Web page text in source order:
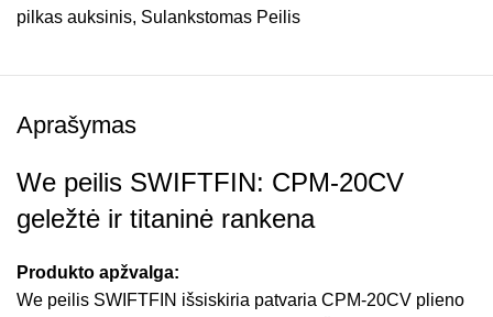
Aprašymas
We peilis SWIFTFIN: CPM-20CV
geležtė ir titaninė rankena
Produkto apžvalga:
We peilis SWIFTFIN išsiskiria patvaria CPM-20CV plieno